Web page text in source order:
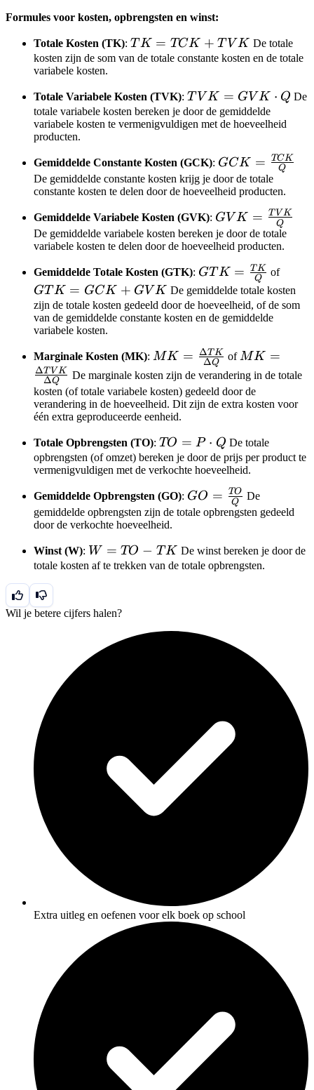
Formules voor kosten, opbrengsten en winst:
Totale Kosten (TK): TK
=
+
TVK
T K = TCK + TV K De totale
kosten zijn de som van de totale constante kosten en de totale
variabele kosten.
Totale Variabele Kosten (TVK): TVK
=
GVK
Q
T V K = GV K ⋅ Q De
totale variabele kosten bereken je door de gemiddelde
variabele kosten te vermenigvuldigen met de hoeveelheid
producten.
Gemiddelde Constante Kosten (GCK): GCK =
\frac{TCK}
{Q}
GCK = Q
TCK
De gemiddelde constante kosten krijg je door de totale
constante kosten te delen door de hoeveelheid producten.
Gemiddelde Variabele Kosten (GVK): GVK =
\frac{TVK}
{Q}
GV K = Q
T V K
De gemiddelde variabele kosten bereken je door de totale
variabele kosten te delen door de hoeveelheid producten.
Gemiddelde Totale Kosten (GTK): GTK =
\frac{TK}
{Q}
GT K = Q
T K ofGTK
=
GCK
GT K = GCK + GV K De gemiddelde totale kosten
zijn de totale kosten gedeeld door de hoeveelheid, of de som
van de gemiddelde constante kosten en de gemiddelde
variabele kosten.
Marginale Kosten (MK): MK =
\frac{\Delta
TK}{\Delta
Q}
MK = ΔQ
ΔTK ofMK =
\frac{\Delta
TVK}
{\Delta Q}
MK =
ΔQ
ΔT V K
De marginale kosten zijn de verandering in de totale
kosten (of totale variabele kosten) gedeeld door de
verandering in de hoeveelheid. Dit zijn de extra kosten voor
één extra geproduceerde eenheid.
Totale Opbrengsten (TO): TO
= P
\cdot
Q
TO = P ⋅ Q De totale
opbrengsten (of omzet) bereken je door de prijs per product te
vermenigvuldigen met de verkochte hoeveelheid.
Gemiddelde Opbrengsten (GO): GO =
\frac{TO}
GO = Q
TO De
gemiddelde opbrengsten zijn de totale opbrengsten gedeeld
door de verkochte hoeveelheid.
Winst (W): W
=
TK
W = TO − T K De winst bereken je door de
totale kosten af te trekken van de totale opbrengsten.
Wil je betere cijfers halen?
Extra uitleg en oefenen voor elk boek op school